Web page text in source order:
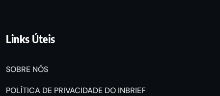
Links Úteis
SOBRE NÓS
POLÍTICA DE PRIVACIDADE DO INBRIEF